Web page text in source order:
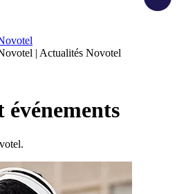
| Actualités Novotel
événements